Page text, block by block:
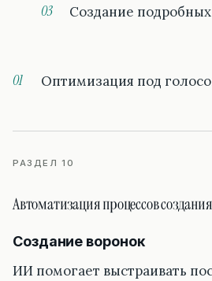
Создание подробных
Оптимизация под
РАЗДЕЛ 10
Автоматизация процессов
Создание воронок
ИИ помогает выстраивать